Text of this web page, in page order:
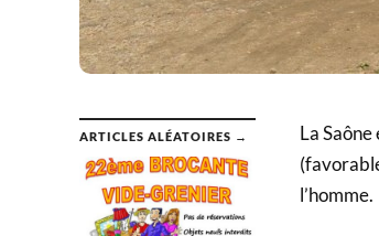
ARTICLES ALÉATOIRES →
La
l’homme.